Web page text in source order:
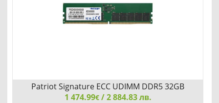
Patriot Signature ECC UDIMM DDR5 32GB
4800Mhz
1 474.99€/ 2 884.83 лв.